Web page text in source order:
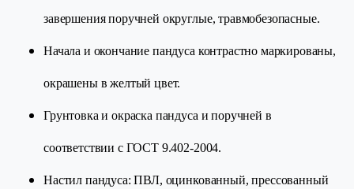
завершения поручней округлые, травмобезопасные.
Начала и окончание пандуса контрастно маркированы,
окрашены в желтый цвет.
Грунтовка и окраска пандуса и поручней в
соответствии с ГОСТ 9.402-2004.
Настил пандуса: ПВЛ, оцинкованный, прессованный